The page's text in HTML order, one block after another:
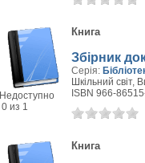
Недоступно
0 из 1
Книга
Збірник
Серія:
Шкільний світ,
ISBN 966-
Книга